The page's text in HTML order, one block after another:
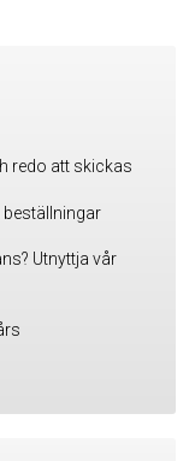
redo att skickas
beställningar
Utnyttja vår